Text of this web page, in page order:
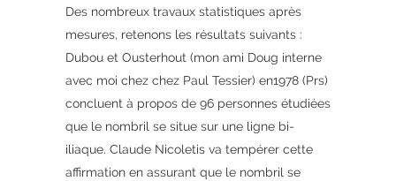
Des nombreux travaux statistiques après
mesures, retenons les résultats suivants :
Dubou et Ousterhout (mon ami Doug interne
avec moi chez chez Paul Tessier) en1978 (Prs)
concluent à propos de 96 personnes étudiées
que le nombril se situe sur une ligne bi-
iliaque. Claude Nicoletis va tempérer cette
affirmation en assurant que le nombril se